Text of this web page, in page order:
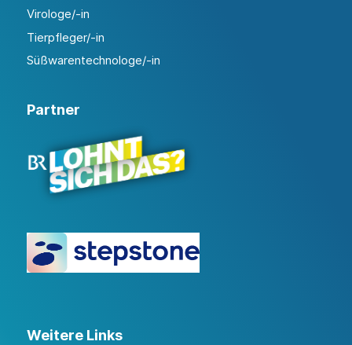
Virologe/-in
Tierpfleger/-in
Süßwarentechnologe/-in
Partner
Weitere Links